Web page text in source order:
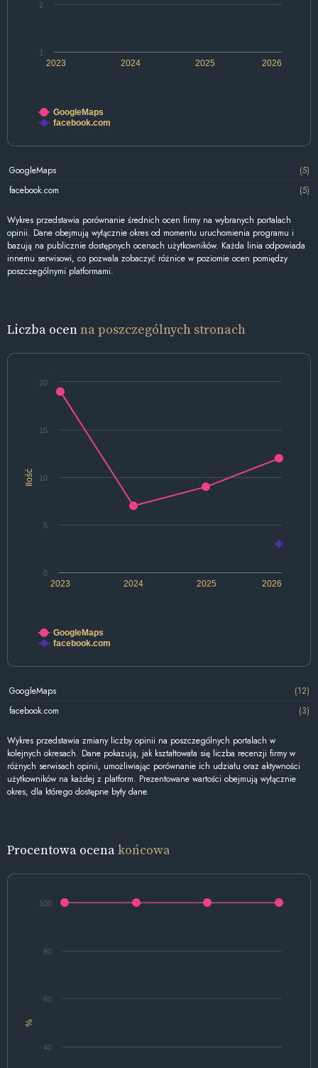
2024 2026
2023 2025
1
2
GoogleMaps
facebook.com
GoogleMaps
(5)
facebook.com
(5)
Wykres przedstawia porównanie średnich ocen firmy na wybranych portalach
opinii. Dane obejmują wyłącznie okres od momentu uruchomienia programu i
bazują na publicznie dostępnych ocenach użytkowników. Każda linia odpowiada
innemu serwisowi, co pozwala zobaczyć różnice w poziomie ocen pomiędzy
poszczególnymi platformami.
Liczba ocenna poszczególnych stronach
Ilość
2024 2026
2023 2025
0
5
10
15
20
GoogleMaps
facebook.com
GoogleMaps
(12)
facebook.com
(3)
Wykres przedstawia zmiany liczby opinii na poszczególnych portalach w
kolejnych okresach. Dane pokazują, jak kształtowała się liczba recenzji firmy w
różnych serwisach opinii, umożliwiając porównanie ich udziału oraz aktywności
użytkowników na każdej z platform. Prezentowane wartości obejmują wyłącznie
okres, dla którego dostępne były dane.
Procentowa ocenakońcowa
%
40
60
80
100